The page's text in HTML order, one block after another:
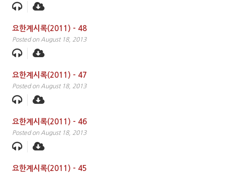
요한계시록(2011) – 48
Posted on August 18, 2013
요한계시록(2011) – 47
Posted on August 18, 2013
요한계시록(2011) – 46
Posted on August 18, 2013
요한계시록(2011) – 45